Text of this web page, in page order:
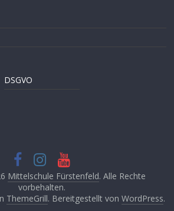
DSGVO
Mittelschule Fürstenfeld. Alle Rechte
vorbehalten.
ThemeGrill. Bereitgestellt von WordPress.